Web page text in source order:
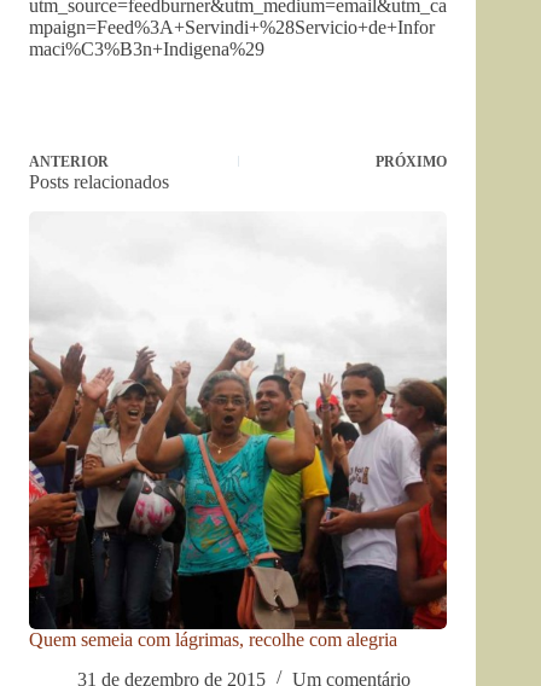
utm_source=feedburner&utm_medium=email&utm_ca
mpaign=Feed%3A+Servindi+%28Servicio+de+Infor
maci%C3%B3n+Indigena%29
ANTERIOR PRÓXIMO
Posts relacionados
Quem semeia com lágrimas, recolhe com alegria
31 de dezembro de 2015
Um comentário